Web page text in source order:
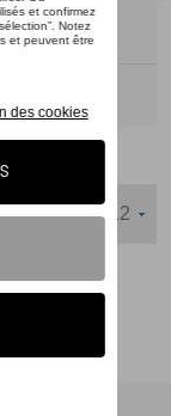
affichés :